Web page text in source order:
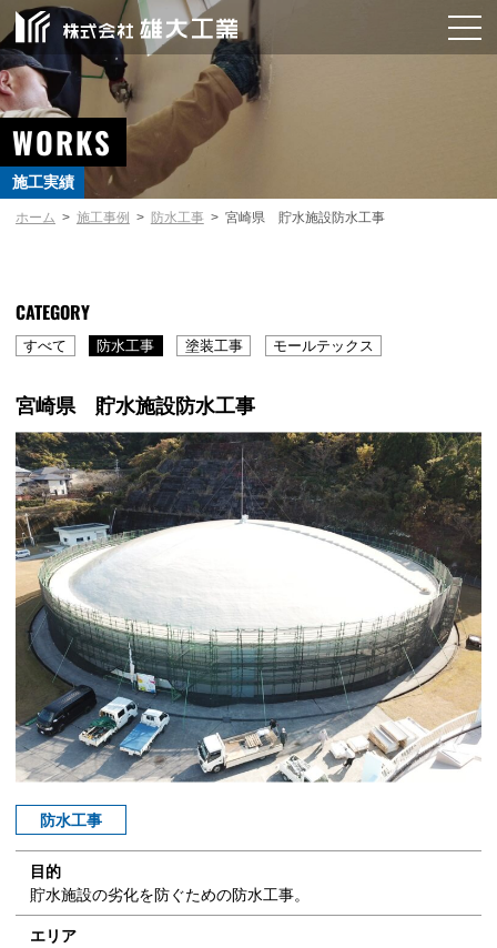
WORKS
施工実績
ホーム 施工事例 防水工事 宮崎県 貯水施設防水工事
CATEGORY
すべて 防水工事 塗装工事 モールテックス
宮崎県 貯水施設防水工事
防水工事
目的
貯水施設の劣化を防ぐための防水工事。
エリア